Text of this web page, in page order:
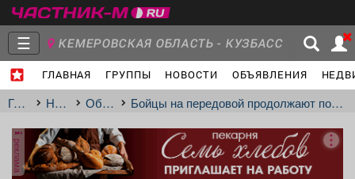
☰ КЕМЕРОВСКАЯ ОБЛАСТЬ - КУЗБАСС
ГЛАВНАЯ ГРУППЫ НОВОСТИ ОБЪЯВЛЕНИЯ
Главная
Группы
ГлавнаяНовости Общество Бойцы на передовой продолжают поздравлять жителей Междуреченска.
реклама